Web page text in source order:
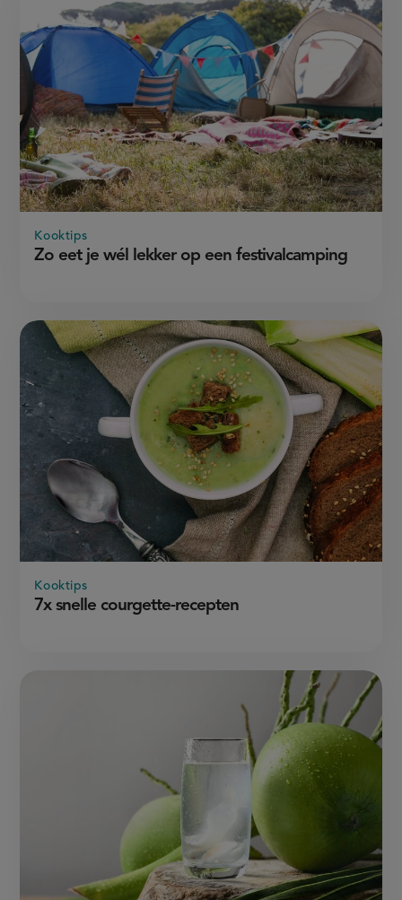
Zo eet je wél lekker op een festivalcamping
Kooktips
7x snelle courgette-recepten
Kooktips